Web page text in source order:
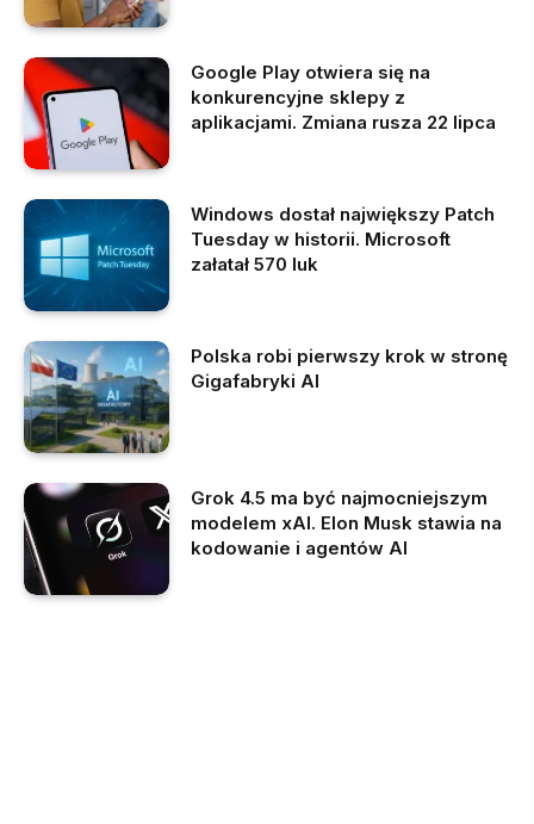
Google Play otwiera się na
konkurencyjne sklepy z
aplikacjami. Zmiana rusza 22 lipca
Windows dostał największy Patch
Tuesday w historii. Microsoft
załatał 570 luk
Polska robi pierwszy krok w stronę
Gigafabryki AI
Grok 4.5 ma być najmocniejszym
modelem xAI. Elon Musk stawia na
kodowanie i agentów AI